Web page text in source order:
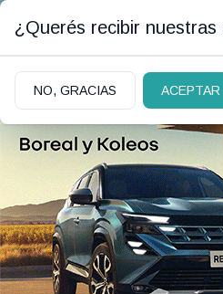
RSS
Utilice nuestros canales RSS
tanto de la última información
ofrece.
¿Querés recibir nuestras
NO, GRACIAS ACEPTAR